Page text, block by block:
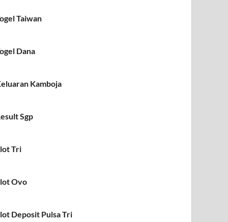
Taiwan
Dana
Kamboja
Sgp
Tri
Ovo
Deposit Pulsa Tri